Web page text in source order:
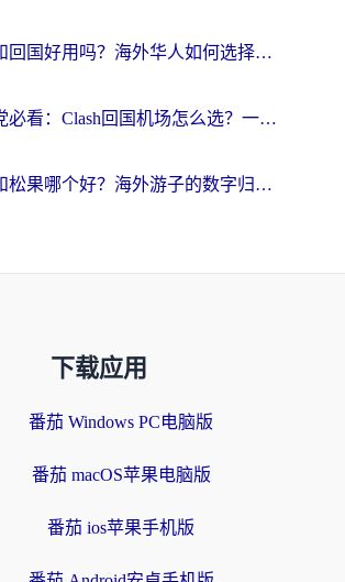
迅游和回国好用吗？海外华人如何选择靠谱的回国加速器
海外党必看：Clash回国机场怎么选？一篇搞定无缝访问国内资源的全攻略
穿梭和松果哪个好？海外游子的数字归乡路，到底该怎么选
下载应用
番茄 Windows PC电脑版
番茄 macOS苹果电脑版
番茄 ios苹果手机版